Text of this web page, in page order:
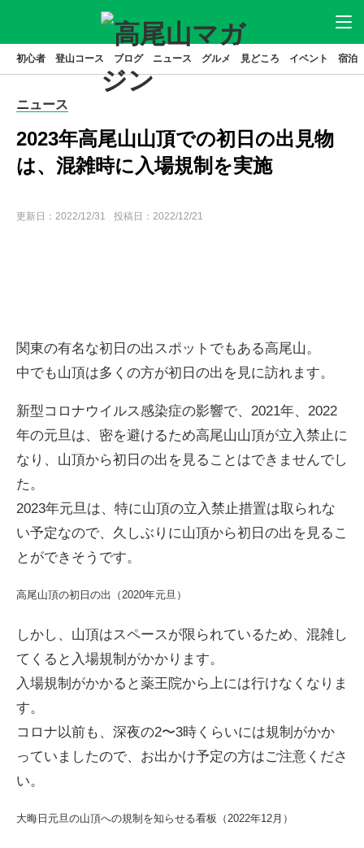
ニュース アクセス 駐車場
登山コース
見どころ
ENGLISH
初心者 登山コース ブログ ニュース グルメ 見どころ イベント 宿泊
ニュース
2023年高尾山山頂での初日の出見物
は、混雑時に入場規制を実施
更新日： 2022/12/31 投稿日：2022/12/21
関東の有名な初日の出スポットでもある高尾山。
中でも山頂は多くの方が初日の出を見に訪れます。
新型コロナウイルス感染症の影響で、2021年、2022
年の元旦は、密を避けるため高尾山山頂が立入禁止に
なり、山頂から初日の出を見ることはできませんでし
た。
2023年元旦は、特に山頂の立入禁止措置は取られな
い予定なので、久しぶりに山頂から初日の出を見るこ
とができそうです。
高尾山頂の初日の出（2020年元旦）
しかし、山頂はスペースが限られているため、混雑し
てくると入場規制がかかります。
入場規制がかかると薬王院から上には行けなくなりま
す。
コロナ以前も、深夜の2〜3時くらいには規制がかか
っていましたので、お出かけ予定の方はご注意くださ
い。
大晦日元旦の山頂への規制を知らせる看板（2022年12月）